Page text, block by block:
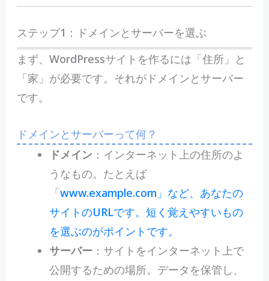
ステップ1：ドメインとサーバーを選ぶ
まず、WordPressサイトを作るには「住所」と
「家」が必要です。それがドメインとサーバー
です。
ドメインとサーバーって何？
ドメイン ：インターネット上の住所のよ
うなもの。たとえば
「www.example.com」など、あなたの
サイトのURLです。短く覚えやすいもの
を選ぶのがポイントです。
サーバー ：サイトをインターネット上で
公開するための場所。データを保管し、